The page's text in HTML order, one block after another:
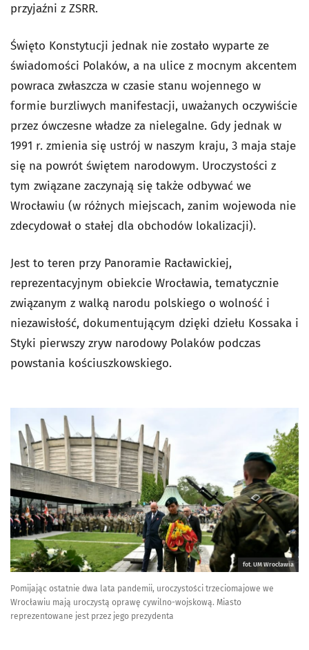
przyjaźni z ZSRR.
Święto Konstytucji jednak nie zostało wyparte ze
świadomości Polaków, a na ulice z mocnym akcentem
powraca zwłaszcza w czasie stanu wojennego w
formie burzliwych manifestacji, uważanych oczywiście
przez ówczesne władze za nielegalne. Gdy jednak w
1991 r. zmienia się ustrój w naszym kraju, 3 maja staje
się na powrót świętem narodowym. Uroczystości z
tym związane zaczynają się także odbywać we
Wrocławiu (w różnych miejscach, zanim wojewoda nie
zdecydował o stałej dla obchodów lokalizacji).
Jest to teren przy Panoramie Racławickiej,
reprezentacyjnym obiekcie Wrocławia, tematycznie
związanym z walką narodu polskiego o wolność i
niezawisłość, dokumentującym dzięki dziełu Kossaka i
Styki pierwszy zryw narodowy Polaków podczas
powstania kościuszkowskiego.
fot. UM Wrocławia
Pomijając ostatnie dwa lata pandemii, uroczystości trzeciomajowe we
Wrocławiu mają uroczystą oprawę cywilno-wojskową. Miasto
reprezentowane jest przez jego prezydenta